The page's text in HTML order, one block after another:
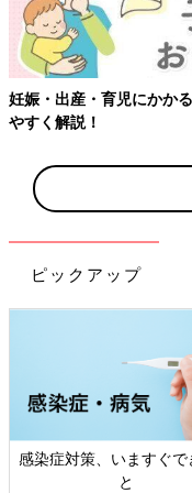
妊娠・出産・育児にかか
やすく解説！
ピックアップ
感染症対策、いますぐで
と